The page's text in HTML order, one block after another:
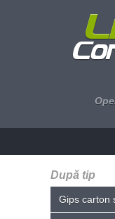
După tip
Gips carton